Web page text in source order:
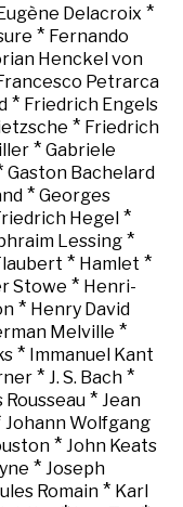
Eugène Delacroix *
* Fernando
Henckel von
Petrarca
* Friedrich Engels
* Friedrich
* Gabriele
Gaston Bachelard
* Georges
Hegel *
Lessing *
* Hamlet *
Stowe * Henri-
* Henry David
Melville *
* Immanuel Kant
* J. S. Bach*
Rousseau * Jean
Johann Wolfgang
* John Keats
* Joseph
Romain* Karl